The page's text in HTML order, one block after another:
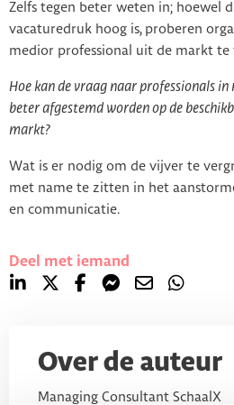
Zelfs tegen beter weten in; hoewel
vacaturedruk hoog is, proberen
medior professional uit de markt te
Hoe kan de vraag naar professionals
beter afgestemd worden op de
markt?
Wat is er nodig om de vijver te
met name te zitten in het
en communicatie.
Deel met iemand
Over de auteur
Managing Consultant SchaalX